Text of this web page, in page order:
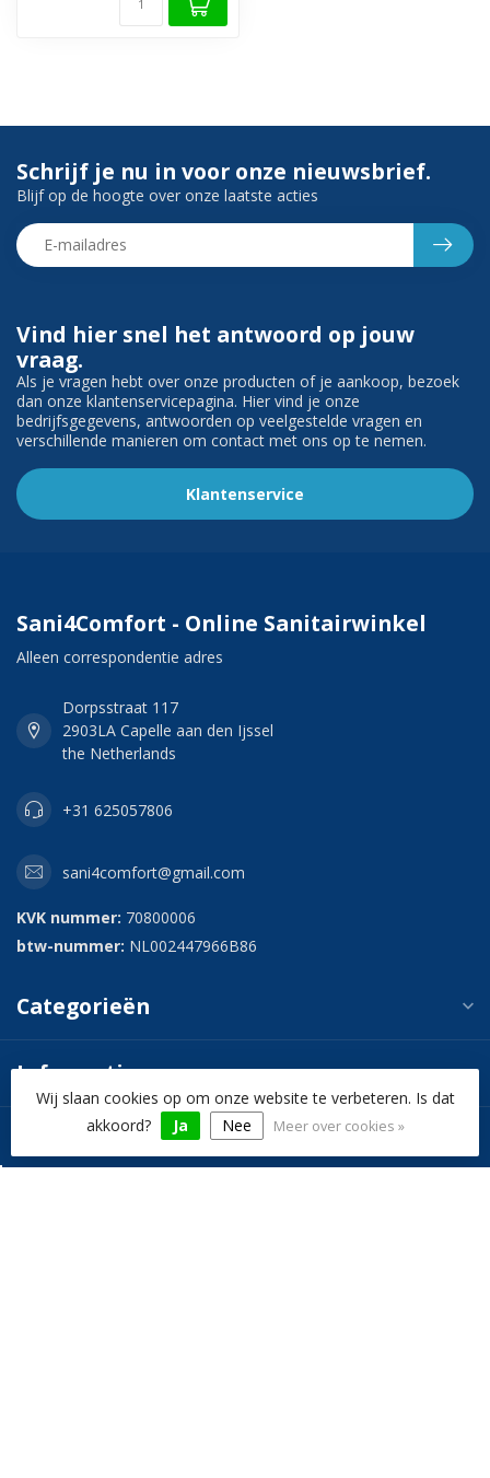
Vind hier snel het antwoord op jouw
vraag.
Als je vragen hebt over onze producten of je aankoop, bezoek
dan onze klantenservicepagina. Hier vind je onze
bedrijfsgegevens, antwoorden op veelgestelde vragen en
verschillende manieren om contact met ons op te nemen.
Klantenservice
Schrijf je nu in voor onze nieuwsbrief.
Blijf op de hoogte over onze laatste acties
Sani4Comfort - Online Sanitairwinkel
Alleen correspondentie adres
Dorpsstraat 117
2903LA Capelle aan den Ijssel
the Netherlands
+31 625057806
sani4comfort@gmail.com
KVK nummer: 70800006
btw-nummer: NL002447966B86
Categorieën
Informatie
Mijn account
Wij slaan cookies op om onze website te verbeteren. Is dat
akkoord?
Ja Nee Meer over cookies »